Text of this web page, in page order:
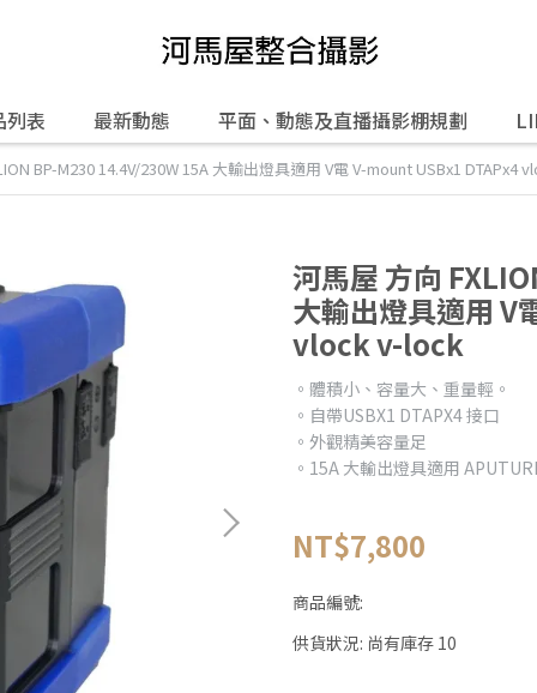
列表 最新動態 平面、動態及直播攝影棚規劃
BP-M230 14.4V/230W 15A 大輸出燈具適用 V電 V-mount USBx1 DTAPx4
河馬屋 方向
大輸出燈具適用 V
vlock v-lock
。體積小、容量大、重量輕。
。自帶USBX1 DTAPX4 接口
。外觀精美容量足
。15A 大輸出燈具適用
NT$7,800
商品編號:
供貨狀況: 尚有庫存 10